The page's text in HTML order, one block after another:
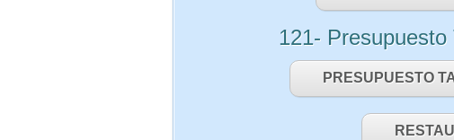
121-
PRESUPUESTO